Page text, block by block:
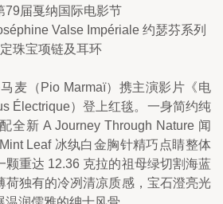
79届戛纳国际电影节
Valse Impériale 约瑟芬系列
珠宝项链及耳环
麦（Pio Marmaï）携主演影片《电
Électrique）登上红毯。一身简约纯
全新 A Journey Through Nature 闻
Leaf 冰纨白金胸针精巧点睛整体
颗重达 12.36 克拉的祖母绿切割海蓝
荷独有的冷冽清凉质感，宝石澄亮光